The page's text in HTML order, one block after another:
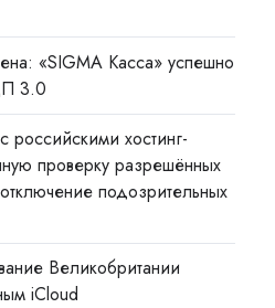
«SIGMA Касса» успешно
3.0
хостинг-
проверку разрешённых
подозрительных
Великобритании
iCloud